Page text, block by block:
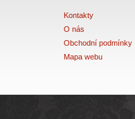
Kontakty
O nás
Obchodní podmínky
Mapa webu